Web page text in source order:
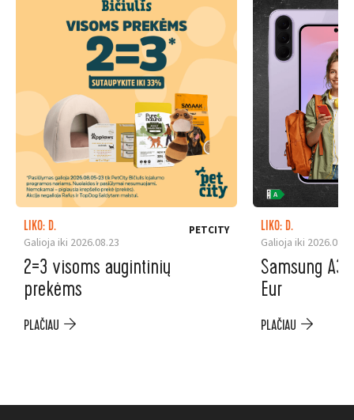
LIKO: D.
Galioja iki 2026.08.23
PETCITY
2=3 visoms augintinių
prekėms
PLAČIAU
LIKO: D.
Galioja iki
Samsung
Eur
PLAČIAU